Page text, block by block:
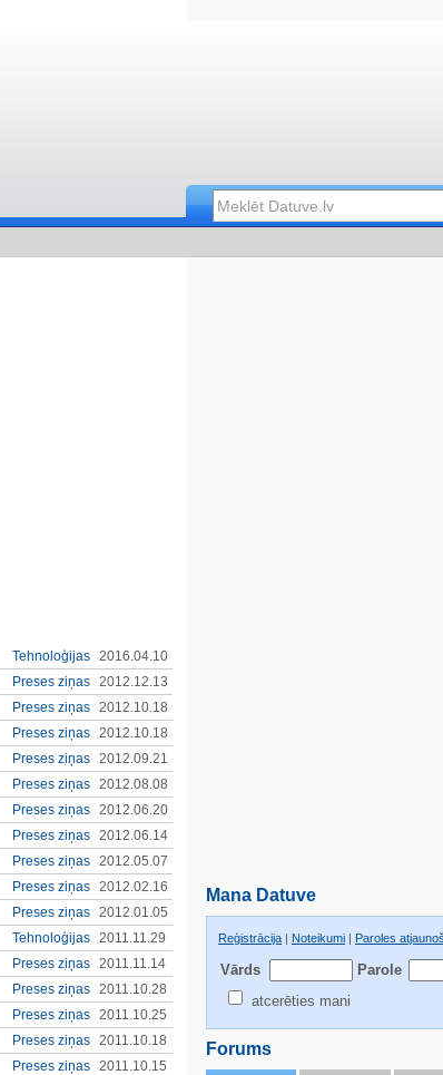
Mana Datuve
Reģistrācija | Noteikumi | Paroles
Vārds
Parole
atcerēties mani
Forums
Tehnoloģijas 2016.04.10
Preses ziņas 2012.12.13
Preses ziņas 2012.10.18
Preses ziņas 2012.10.18
Preses ziņas 2012.09.21
Preses ziņas 2012.08.08
Preses ziņas 2012.06.20
Preses ziņas 2012.06.14
Preses ziņas 2012.05.07
Preses ziņas 2012.02.16
Preses ziņas 2012.01.05
Tehnoloģijas 2011.11.29
Preses ziņas 2011.11.14
Preses ziņas 2011.10.28
Preses ziņas 2011.10.25
Preses ziņas 2011.10.18
Preses ziņas 2011.10.15